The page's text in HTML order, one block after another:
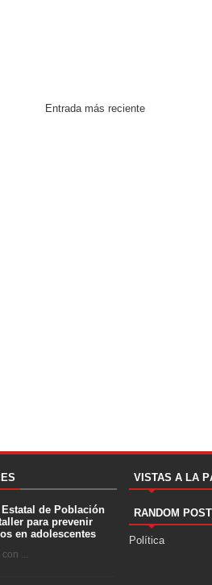
Entrada más reciente
de Población
para prevenir
en adolescentes
...
VISTAS A LA
RANDOM
Política